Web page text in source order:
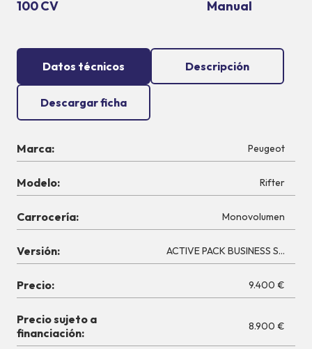
100 CV Manual
Datos técnicos Descripción
Descargar ficha
Marca: Peugeot
Modelo: Rifter
Carrocería: Monovolumen
Versión: ACTIVE PACK BUSINESS
Precio: 9.400 €
Precio sujeto a
financiación:
8.900 €